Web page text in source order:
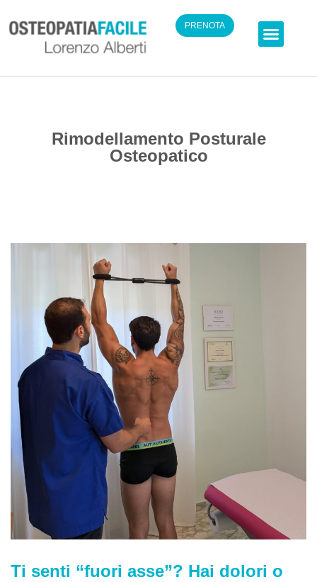
PRENOTA
Rimodellamento Posturale
Osteopatico
Ti senti “fuori asse”? Hai dolori o